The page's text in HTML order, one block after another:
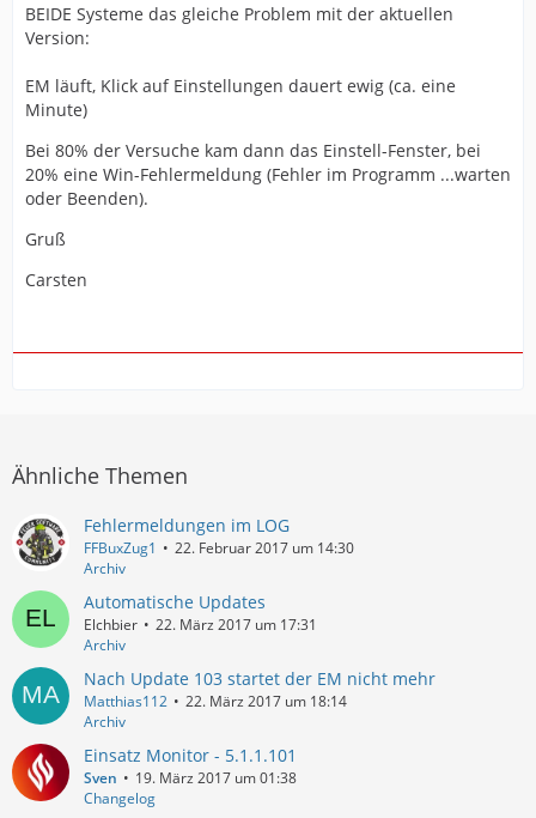
BEIDE Systeme das gleiche Problem mit der aktuellen
Version:
EM läuft, Klick auf Einstellungen dauert ewig (ca. eine
Minute)
Bei 80% der Versuche kam dann das Einstell-Fenster, bei
20% eine Win-Fehlermeldung (Fehler im Programm ...warten
oder Beenden).
Gruß
Carsten
Ähnliche Themen
Fehlermeldungen im LOG
FFBuxZug1
22. Februar 2017 um 14:30
Archiv
Automatische Updates
Elchbier
22. März 2017 um 17:31
Archiv
Nach Update 103 startet der EM nicht mehr
Matthias112
22. März 2017 um 18:14
Archiv
Einsatz Monitor - 5.1.1.101
Sven
19. März 2017 um 01:38
Changelog